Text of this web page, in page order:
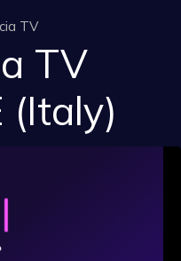
TV
TV
(Italy)